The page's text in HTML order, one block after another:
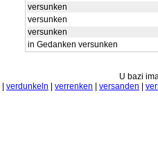
versunken
versunken
versunken
in Gedanken versunken
U bazi
verdunkeln verrenken versanden